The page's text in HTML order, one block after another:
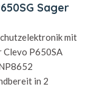
Sager
mit
Clevo P650SA
in 2